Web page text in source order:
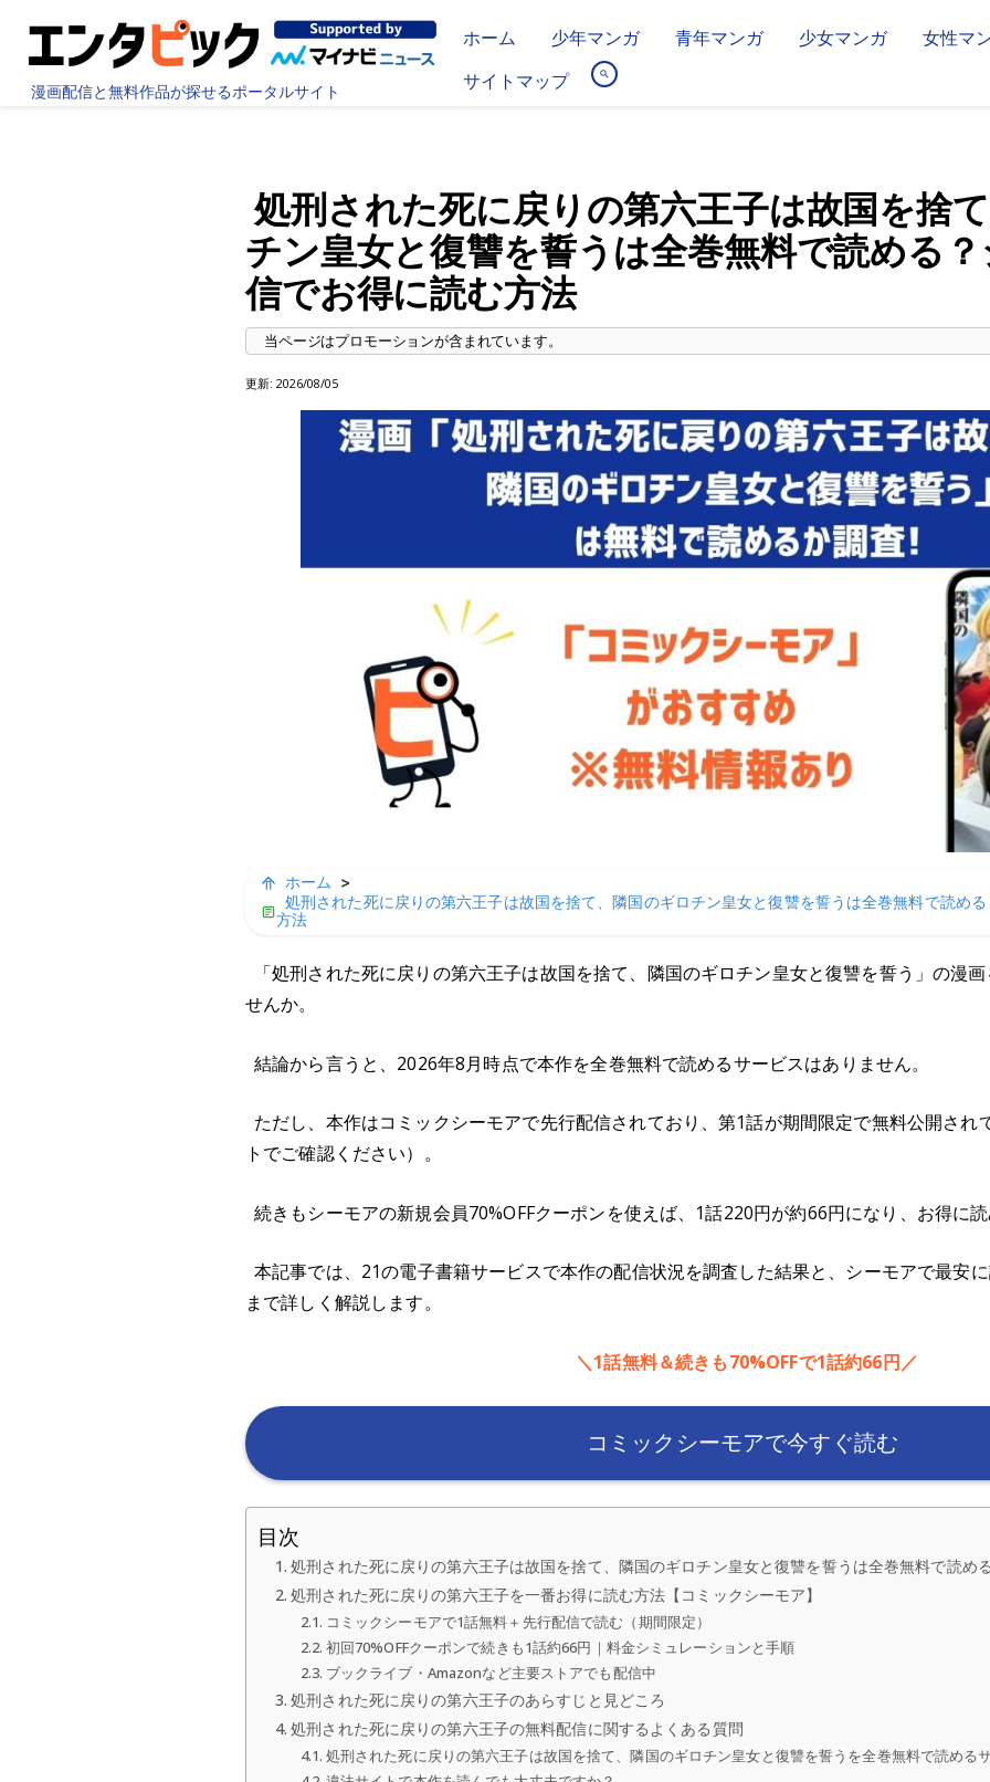
漫画配信と無料作品が探せるポータルサイト
ホーム 少年マンガ 青年マンガ 少女マンガ 女性マ
サイトマップ
処刑された死に戻りの第六王子は故国を捨
チン皇女と復讐を誓うは全巻無料で読める
信でお得に読む方法
更新: 2026/08/05
ホーム
>
処刑された死に戻りの第六王子は故国を捨て、隣国のギロチン皇女と復讐を誓うは全巻無料で読め
方法
「処刑された死に戻りの第六王子は故国を捨て、隣国のギロチン皇女と復讐を誓う」の漫
せんか。
結論から言うと、2026年8月時点で本作を全巻無料で読めるサービスはありません。
ただし、本作はコミックシーモアで先行配信されており、第1話が期間限定で無料公開され
トでご確認ください）。
続きもシーモアの新規会員70%OFFクーポンを使えば、1話220円が約66円になり、お得に読
本記事では、21の電子書籍サービスで本作の配信状況を調査した結果と、シーモアで最安
まで詳しく解説します。
＼1話無料＆続きも70%OFFで1話約66円／
コミックシーモアで今すぐ読む
目次
処刑された死に戻りの第六王子は故国を捨て、隣国のギロチン皇女と復讐を誓うは全巻無料で読め
処刑された死に戻りの第六王子を一番お得に読む方法【コミックシーモア】
コミックシーモアで1話無料＋先行配信で読む（期間限定）
初回70%OFFクーポンで続きも1話約66円｜料金シミュレーションと手順
ブックライブ・Amazonなど主要ストアでも配信中
処刑された死に戻りの第六王子のあらすじと見どころ
処刑された死に戻りの第六王子の無料配信に関するよくある質問
処刑された死に戻りの第六王子は故国を捨て、隣国のギロチン皇女と復讐を誓うを全巻無料で読める